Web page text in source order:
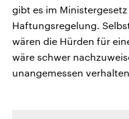
gibt es im Ministergesetz
Haftungsregelung.
wären die Hürden für
wäre schwer
unangemessen